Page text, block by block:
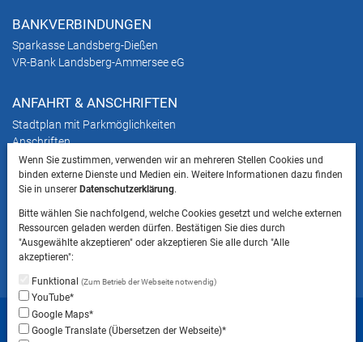
BANKVERBINDUNGEN
Sparkasse Landsberg-Dießen
VR-Bank Landsberg-Ammersee eG
ANFAHRT & ANSCHRIFTEN
Stadtplan mit Parkmöglichkeiten
Anschriften
HINWEIS
ins Landratsamt Landsberg am Lech NICHT
gestattet ist.
Startseite Sitemap
Datenschutzeinstellungen
Wenn Sie zustimmen, verwenden wir an mehreren Stellen Cookies und
binden externe Dienste und Medien ein. Weitere Informationen dazu finden
Sie in unsererDatenschutzerklärung.
Bitte wählen Sie nachfolgend, welche Cookies gesetzt und welche externen
Ressourcen geladen werden dürfen. Bestätigen Sie dies durch
"Ausgewählte akzeptieren" oder akzeptieren Sie alle durch "Alle
akzeptieren":
Funktional(Zum Betrieb der Webseite notwendig)
YouTube*
Google Maps*
Google Translate (Übersetzen der Webseite)*